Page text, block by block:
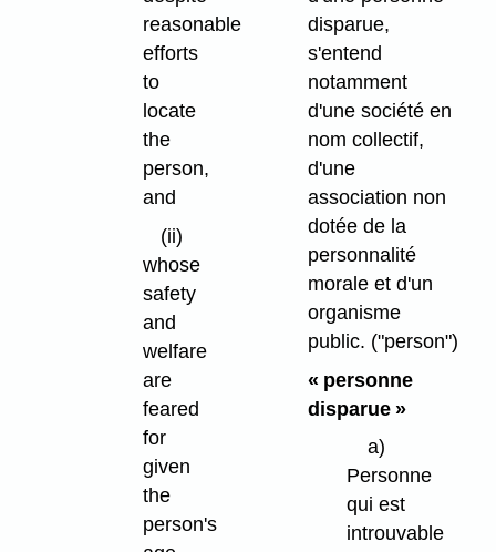
reasonable
efforts
to
locate
the
person,
and
(ii)
whose
safety
and
welfare
are
feared
for
given
the
person's
disparue,
s'entend
notamment
d'une société en
nom collectif,
d'une
association non
dotée de la
personnalité
morale et d'un
organisme
public. ("person")
« personne
disparue »
a)
Personne
qui est
introuvable